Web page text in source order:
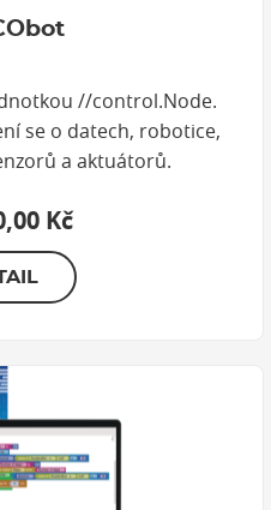
//control.Node.
se o datech, robotice,
a aktuátorů.
Kč